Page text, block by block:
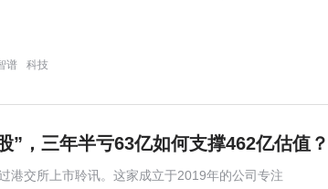
科技
谱
”，三年半亏63亿如何支撑462亿估值？
港交所上市聆讯。这家成立于2019年的公司专注